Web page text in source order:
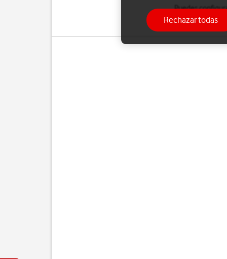
Puedes
manualmente. Si
Rechazar todas